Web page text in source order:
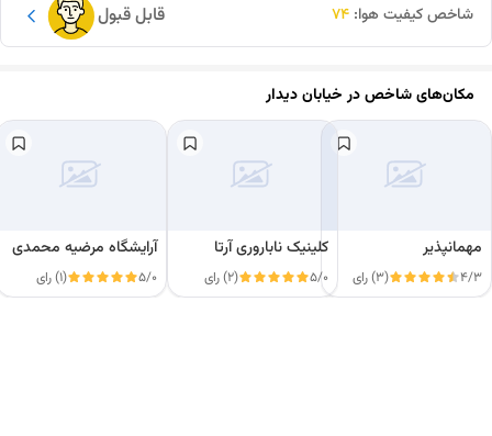
قابل قبول شاخص کیفیت هوا: 74
مکان‌های شاخص درخیابان دیدار
مهمانپذیر
4/3 (3) رای
کلینیک ناباروری آرتا
5/0 (2) رای
آرایشگاه مرضیه محمدی
5/0 (1) رای